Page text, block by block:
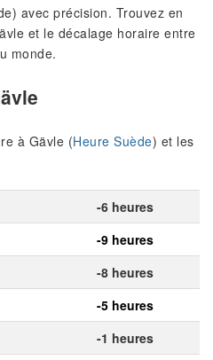
avec précision. Trouvez en
et le décalage horaire entre
monde.
à Gävle (Heure Suède) et les
-6 heures
-9 heures
-8 heures
-5 heures
-1 heures